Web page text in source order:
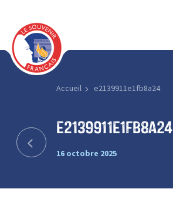
Accueil e2139911e1fb8a24
e2139911e1fb8a24
16 octobre 2025